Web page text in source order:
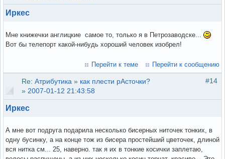
Иркес
Мне книжечки англицкие самое то, только я в Петрозаводске...
Вот бы телепорт какой-нибудь хороший человек изобрел!
Перейти к теме Перейти к сообщению
#14
Re: Атрибутика » как плести рАсточки?
» 2007-01-12 21:43:58
Иркес
А мне вот подруга подарила несколько бисерных ниточек тонких, в
одну бусинку, а на конце тож из бисера простейший цветочек, длиной
вся нитка см... 25, наверно. так я их в тонкие косички заплетаю,